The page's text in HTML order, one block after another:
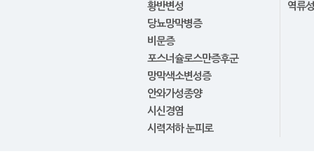
황반변성
당뇨망막병증
비문증
포스너슐로스만증후군
망막색소변성증
안와가성종양
시신경염
시력저하 눈피로
역류